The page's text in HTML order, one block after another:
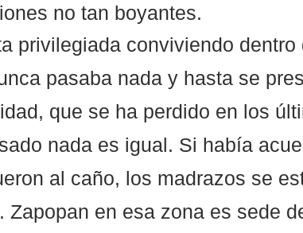
no tan boyantes.
privilegiada conviviendo dentro
pasaba nada y hasta se
que se ha perdido en los
nada es igual. Si había
al caño, los madrazos se
Zapopan en esa zona es sede